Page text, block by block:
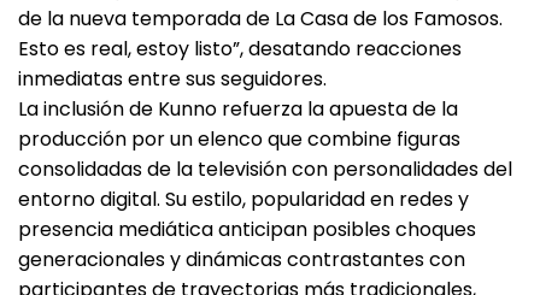
de la nueva temporada de La Casa de los Famosos.
Esto es real, estoy listo”, desatando reacciones
inmediatas entre sus seguidores.
La inclusión de Kunno refuerza la apuesta de la
producción por un elenco que combine figuras
consolidadas de la televisión con personalidades del
entorno digital. Su estilo, popularidad en redes y
presencia mediática anticipan posibles choques
generacionales y dinámicas contrastantes con